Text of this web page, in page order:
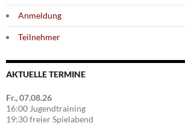
Anmeldung
Teilnehmer
AKTUELLE TERMINE
Fr., 07.08.26
16:00 Jugendtraining
19:30 freier Spielabend